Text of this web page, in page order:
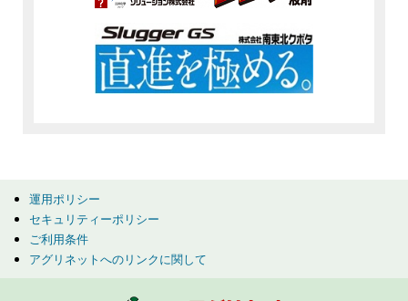
運用ポリシー
セキュリティーポリシー
ご利用条件
アグリネットへのリンクに関して